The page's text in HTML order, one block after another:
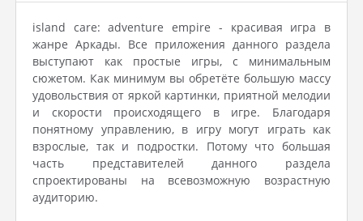
island care: adventure empire - красивая игра в
жанре Аркады. Все приложения данного раздела
выступают как простые игры, с минимальным
сюжетом. Как минимум вы обретёте большую массу
удовольствия от яркой картинки, приятной мелодии
и скорости происходящего в игре. Благодаря
понятному управлению, в игру могут играть как
взрослые, так и подростки. Потому что большая
часть представителей данного раздела
спроектированы на всевозможную возрастную
аудиторию.